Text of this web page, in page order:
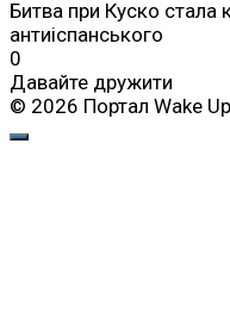
Битва при Куско стала
антиіспанського
0
Давайте дружити
© 2026 Портал Wake